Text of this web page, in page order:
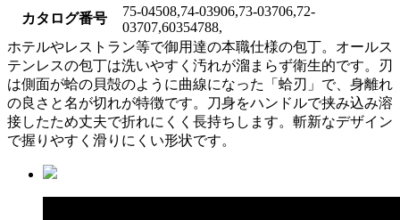
カタログ番号
75-04508,74-03906,73-03706,72-
03707,60354788,
ホテルやレストラン等で御用達の本職仕様の包丁。オールス
テンレスの包丁は洗いやすく汚れが溜まらず衛生的です。刃
は側面が蛤の貝殻のように曲線になった「蛤刃」で、身離れ
の良さと名が切れが特徴です。刀身をハンドルで挟み込み溶
接したため丈夫で折れにくく長持ちします。斬新なデザイン
で握りやすく滑りにくい形状です。